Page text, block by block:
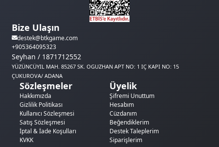
Bize Ulaşın
destek@btkgame.com
+905364095323
Seyhan / 1871712552
YÜZÜNCÜYIL MAH. 85267 SK. OGUZHAN APT NO: 1 IÇ KAPI NO: 15
ÇUKUROVA/ ADANA
Sözleşmeler
Hakkımızda
Gizlilik Politikası
Kullanıcı Sözleşmesi
Satış Sözleşmesi
İptal & İade Koşulları
KVKK
Üyelik
Şifremi Unuttum
Hesabım
Cüzdanım
Beğendiklerim
Destek Taleplerim
Siparişlerim